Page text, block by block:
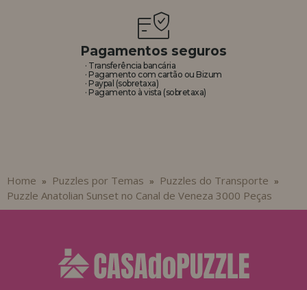
Pagamentos seguros
· Transferência bancária
· Pagamento com cartão ou Bizum
· Paypal (sobretaxa)
· Pagamento à vista (sobretaxa)
Home » Puzzles por Temas » Puzzles do Transporte »
Puzzle Anatolian Sunset no Canal de Veneza 3000 Peças